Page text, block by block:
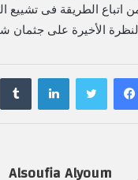
اتباع الطريقة فى تشييع
النظرة الأخيرة على
فيسبوك لينكدإن
Alsoufia Alyoum